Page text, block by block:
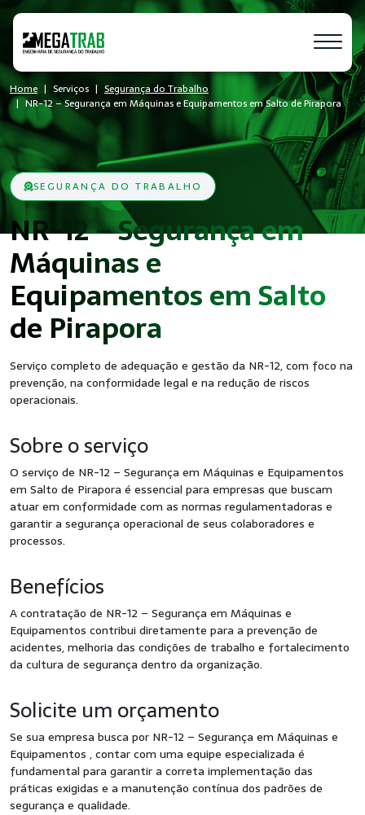
Home Serviços
Segurança do Trabalho
NR-12 – Segurança em Máquinas e Equipamentos em Salto de Pirapora
SEGURANÇA DO TRABALHO
NR-12 – Segurança em
Máquinas e
Equipamentos em Salto
de Pirapora
Serviço completo de adequação e gestão da NR-12, com foco na
prevenção, na conformidade legal e na redução de riscos
operacionais.
Sobre o serviço
O serviço de NR-12 – Segurança em Máquinas e Equipamentos
em Salto de Pirapora é essencial para empresas que buscam
atuar em conformidade com as normas regulamentadoras e
garantir a segurança operacional de seus colaboradores e
processos.
Benefícios
A contratação de NR-12 – Segurança em Máquinas e
Equipamentos contribui diretamente para a prevenção de
acidentes, melhoria das condições de trabalho e fortalecimento
da cultura de segurança dentro da organização.
Solicite um orçamento
Se sua empresa busca por NR-12 – Segurança em Máquinas e
Equipamentos , contar com uma equipe especializada é
fundamental para garantir a correta implementação das
práticas exigidas e a manutenção contínua dos padrões de
segurança e qualidade.